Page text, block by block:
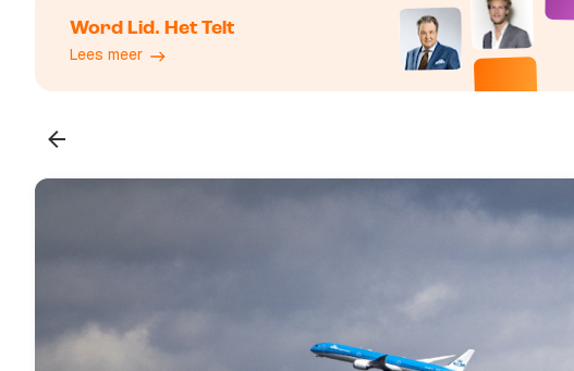
Word Lid. Het Telt
Lees meer